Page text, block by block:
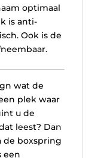
optimaal
is anti-
Ook is de
wat de
plek waar
u de
leest? Dan
de boxspring
een